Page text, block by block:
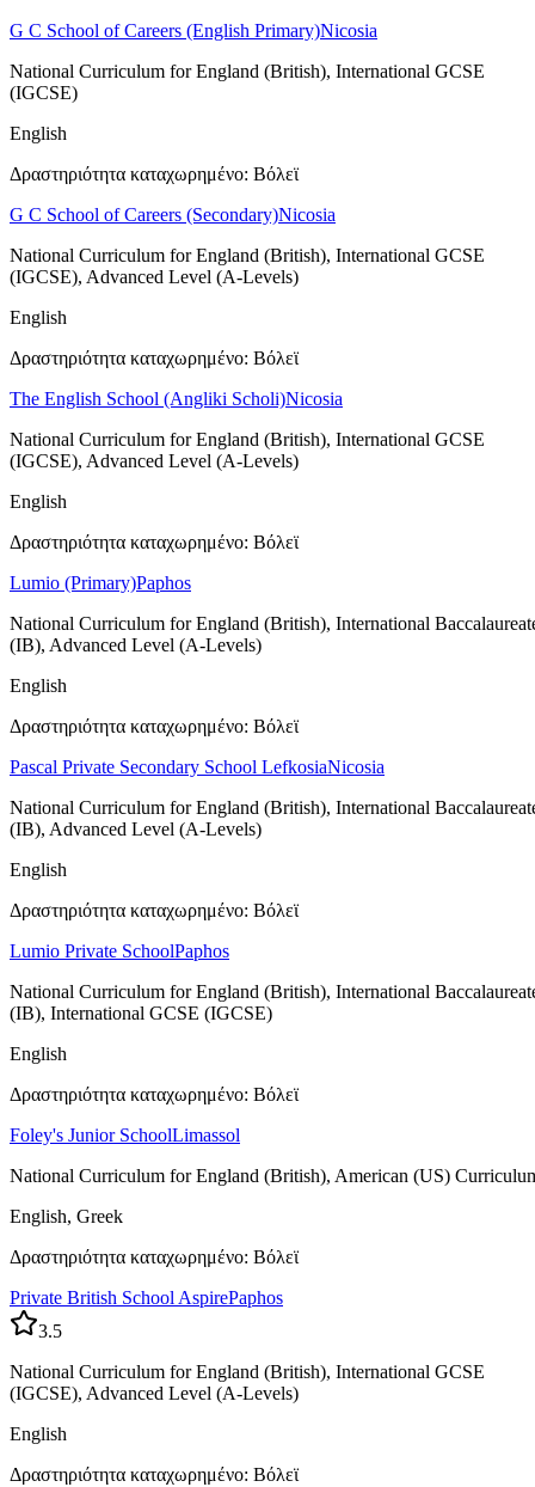
G C School of Careers (English Primary)Nicosia
National Curriculum for England (British), International GCSE
(IGCSE)
English
Δραστηριότητα καταχωρημένο: Βόλεϊ
G C School of Careers (Secondary)Nicosia
National Curriculum for England (British), International GCSE
(IGCSE), Advanced Level (A-Levels)
English
Δραστηριότητα καταχωρημένο: Βόλεϊ
The English School (Angliki Scholi)Nicosia
National Curriculum for England (British), International GCSE
(IGCSE), Advanced Level (A-Levels)
English
Δραστηριότητα καταχωρημένο: Βόλεϊ
Lumio (Primary)Paphos
National Curriculum for England (British), International
(IB), Advanced Level (A-Levels)
English
Δραστηριότητα καταχωρημένο: Βόλεϊ
Pascal Private Secondary School LefkosiaNicosia
National Curriculum for England (British), International
(IB), Advanced Level (A-Levels)
English
Δραστηριότητα καταχωρημένο: Βόλεϊ
Lumio Private SchoolPaphos
National Curriculum for England (British), International
(IB), International GCSE (IGCSE)
English
Δραστηριότητα καταχωρημένο: Βόλεϊ
Foley's Junior SchoolLimassol
National Curriculum for England (British), American (US)
English, Greek
Δραστηριότητα καταχωρημένο: Βόλεϊ
Private British School AspirePaphos
3.5
National Curriculum for England (British), International GCSE
(IGCSE), Advanced Level (A-Levels)
English
Δραστηριότητα καταχωρημένο: Βόλεϊ